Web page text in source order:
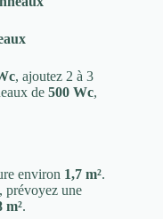
, ajoutez 2 à 3
de 500 Wc,
environ 1,7 m².
prévoyez une
m².